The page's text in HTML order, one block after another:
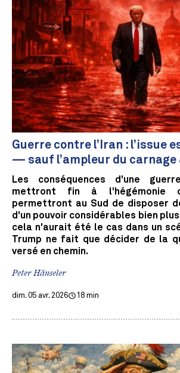
Guerre contre l’Iran : l’issue
— sauf l’ampleur du carnage
Les conséquences d'une
mettront fin à l'hégémonie
permettront au Sud de disposer
d'un pouvoir considérables bien
cela n'aurait été le cas dans un
Trump ne fait que décider de la
versé en chemin.
Peter Hänseler
dim. 05 avr. 2026 18 min